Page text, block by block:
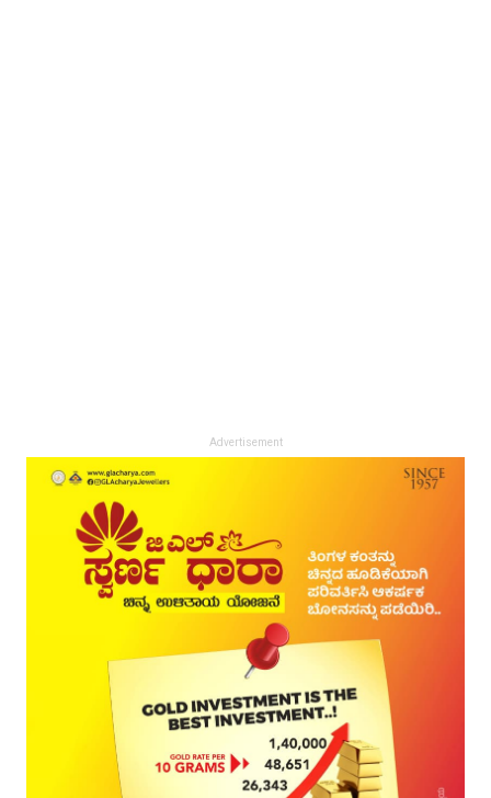
Advertisement